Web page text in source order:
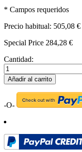
* Campos requeridos
Precio habitual: 505,08 €
Special Price 284,28 €
Cantidad:
Añadir al carrito
-O-